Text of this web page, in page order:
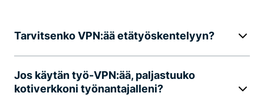
Tarvitsenko VPN:ää etätyöskentelyyn?
Jos käytän työ-VPN:ää, paljastuuko
kotiverkkoni työnantajalleni?